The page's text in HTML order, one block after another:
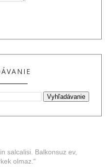
salcalisi. Balkonsuz ev,
olmaz."